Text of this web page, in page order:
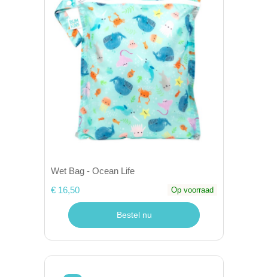
Wet Bag - Ocean Life
€ 16,50
Op voorraad
Bestel nu